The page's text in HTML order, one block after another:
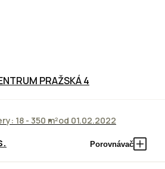
PRAŽSKÁ 4
18 - 350 m²od 01.02.2022
Porovnávač